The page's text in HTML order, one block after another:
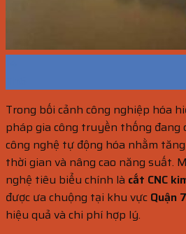
Trong bối cảnh công nghiệp hóa
pháp gia công truyền thống đang
công nghệ tự động hóa nhằm
thời gian và nâng cao năng suất.
nghệ tiêu biểu chính là cắt CNC
được ưa chuộng tại khu vực Quận 7
hiệu quả và chi phí hợp lý.